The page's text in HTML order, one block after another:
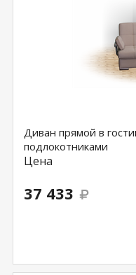
Диван прямой в
подлокотниками
Цена
37 433